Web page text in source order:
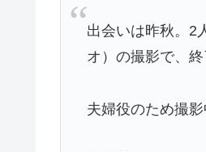
出会いは昨秋。2
オ）の撮影で、
夫婦役のため撮